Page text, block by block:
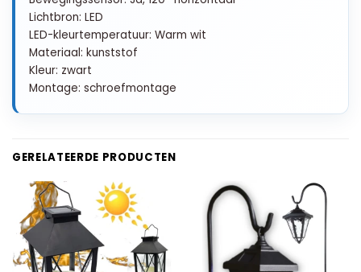
Lichtbron: LED
LED-kleurtemperatuur: Warm wit
Materiaal: kunststof
Kleur: zwart
Montage: schroefmontage
GERELATEERDE PRODUCTEN